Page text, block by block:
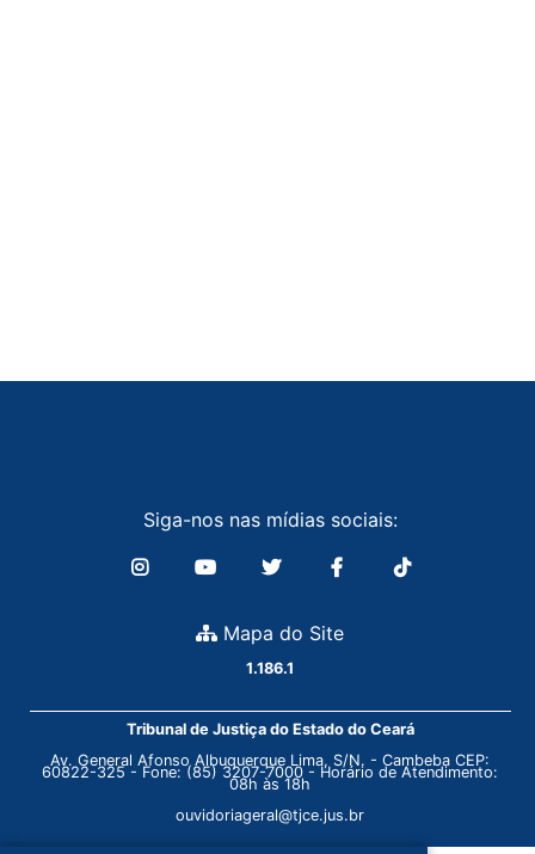
Siga-nos nas mídias sociais:
Mapa do Site
1.186.1
Tribunal de Justiça do Estado do Ceará
Av. General Afonso Albuquerque Lima, S/N. - Cambeba CEP:
60822-325 - Fone: (85) 3207-7000 - Horário de Atendimento:
08h às 18h
ouvidoriageral@tjce.jus.br